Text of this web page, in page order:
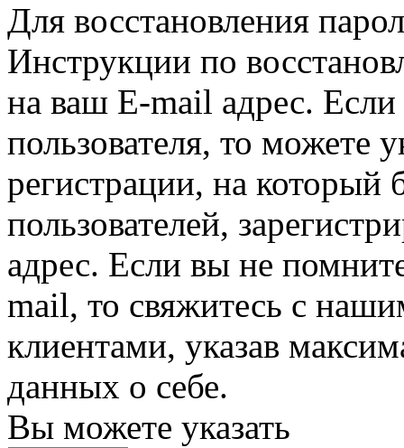
Для восстановления
Инструкции по
на ваш E-mail адрес.
пользователя, то можете
регистрации, на который
пользователей,
адрес. Если вы не
mail, то свяжитесь с
клиентами, указав
данных о себе.
Вы можете указать